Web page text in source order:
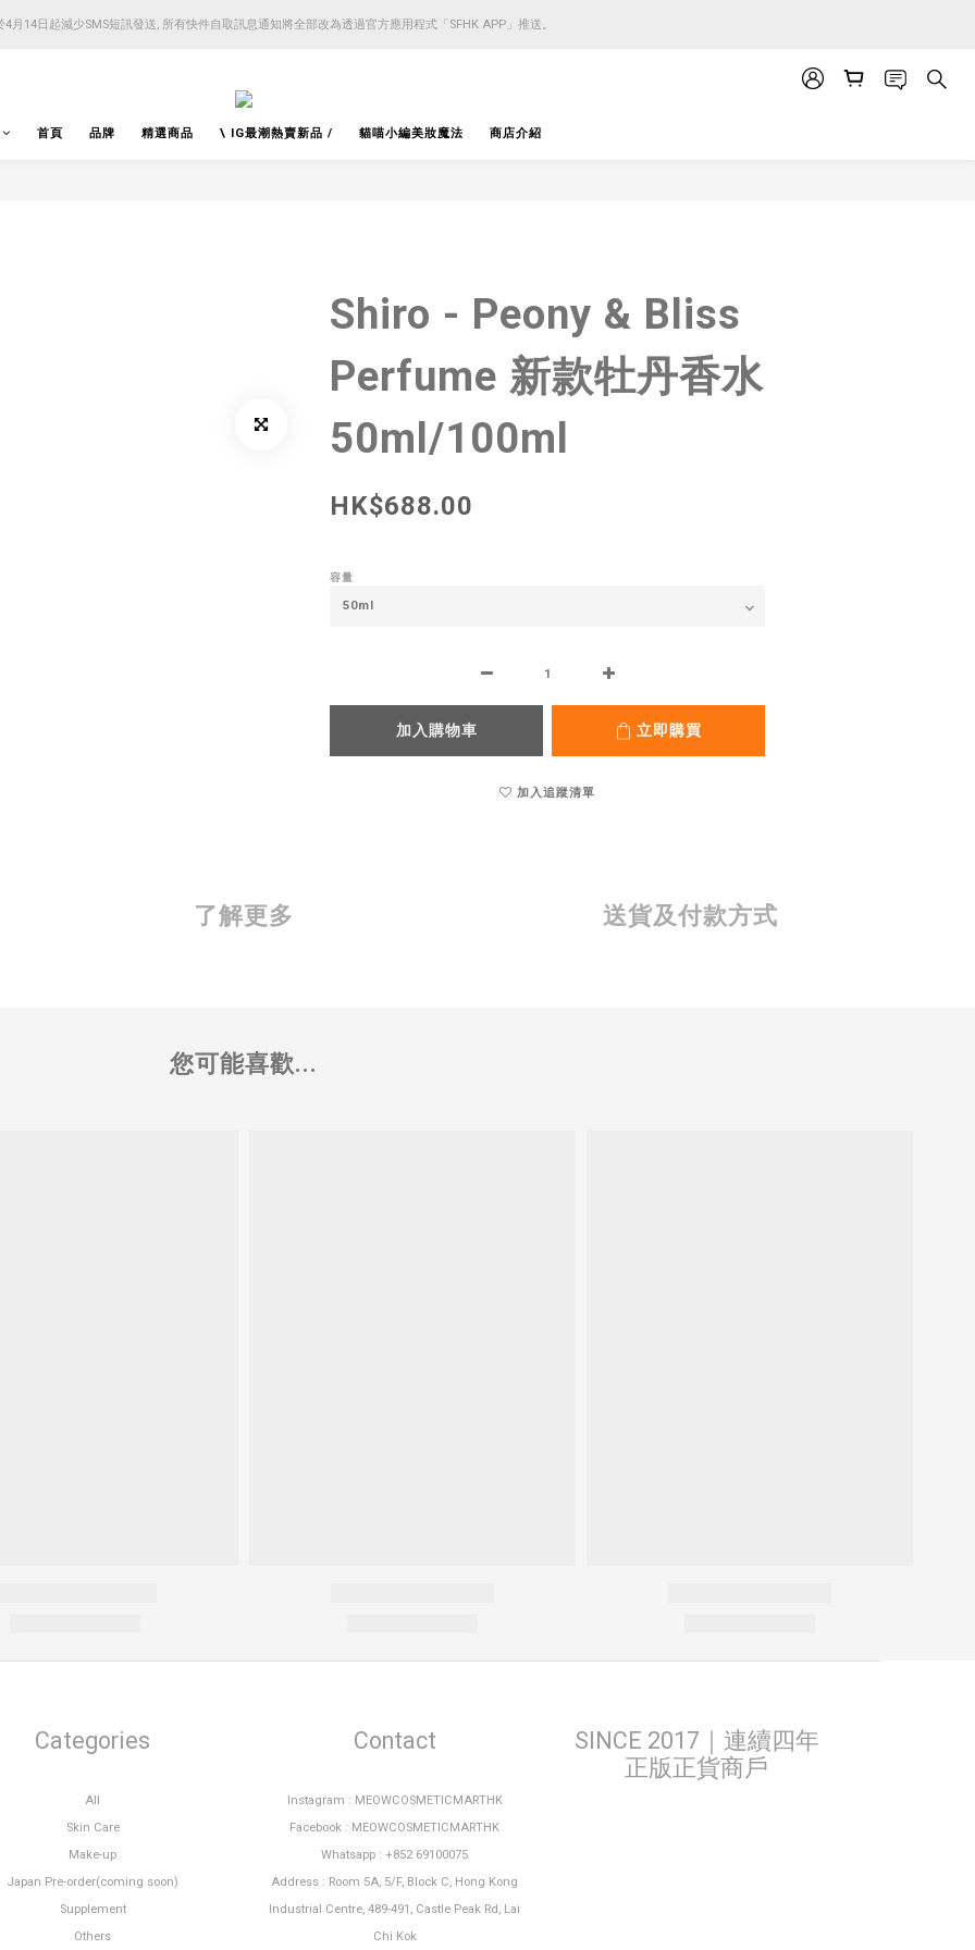
4月14日起減少SMS短訊發送, 所有快件自取訊息通知將全部改為透過官方應用程式「SFHK APP」推送。
4月14日起減少SMS短訊發送, 所有快件自取訊息通知將全部改為透過官方應用程式「SFHK APP」推送。
首頁 品牌 精選商品 \ IG最潮熱賣新品 / 貓喵小編美妝魔法 商店介紹
Shiro - Peony & Bliss
Perfume 新款牡丹香水
50ml/100ml
HK$688.00
容量
加入購物車 立即購買
加入追蹤清單
了解更多 送貨及付款方式
您可能喜歡...
Categories
All
Skin Care
Make-up
Japan Pre-order(coming soon)
Supplement
Others
Contact
Instagram : MEOWCOSMETICMARTHK
Facebook : MEOWCOSMETICMARTHK
Whatsapp : +852 69100075
Address : Room 5A, 5/F, Block C, Hong Kong
Industrial Centre, 489-491, Castle Peak Rd, Lai
Chi Kok
SINCE 2017｜連續四年
正版正貨商戶